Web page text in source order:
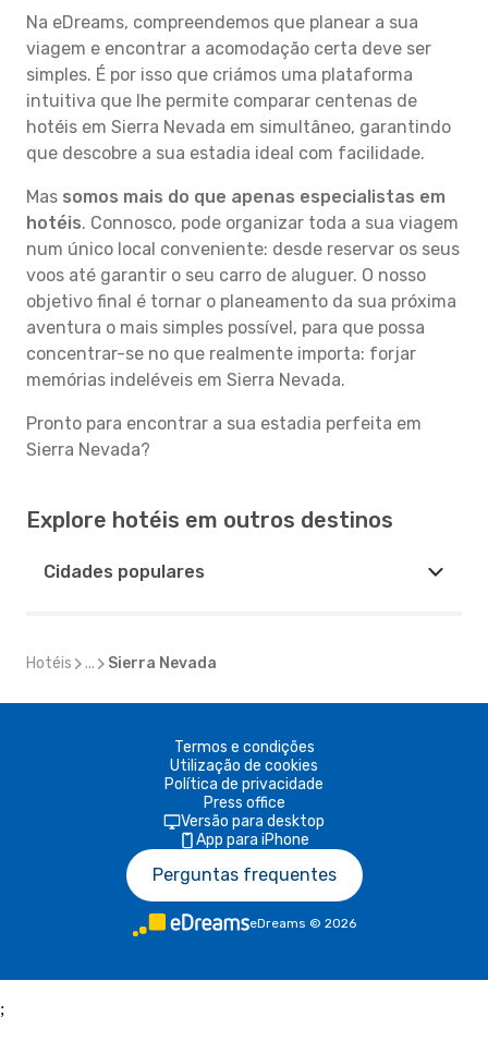
Na eDreams, compreendemos que planear a sua
viagem e encontrar a acomodação certa deve ser
simples. É por isso que criámos uma plataforma
intuitiva que lhe permite comparar centenas de
hotéis em Sierra Nevada em simultâneo, garantindo
que descobre a sua estadia ideal com facilidade.
Mas somos mais do que apenas especialistas em
hotéis. Connosco, pode organizar toda a sua viagem
num único local conveniente: desde reservar os seus
voos até garantir o seu carro de aluguer. O nosso
objetivo final é tornar o planeamento da sua próxima
aventura o mais simples possível, para que possa
concentrar-se no que realmente importa: forjar
memórias indeléveis em Sierra Nevada.
Pronto para encontrar a sua estadia perfeita em
Sierra Nevada?
Explore hotéis em outros destinos
Cidades populares
Hotéis ... Sierra Nevada
Termos e condições
Utilização de cookies
Política de privacidade
Press office
Versão para desktop
App para iPhone
Perguntas frequentes
eDreams © 2026
;